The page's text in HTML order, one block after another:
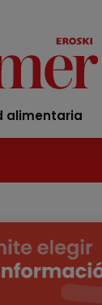
alimentaria